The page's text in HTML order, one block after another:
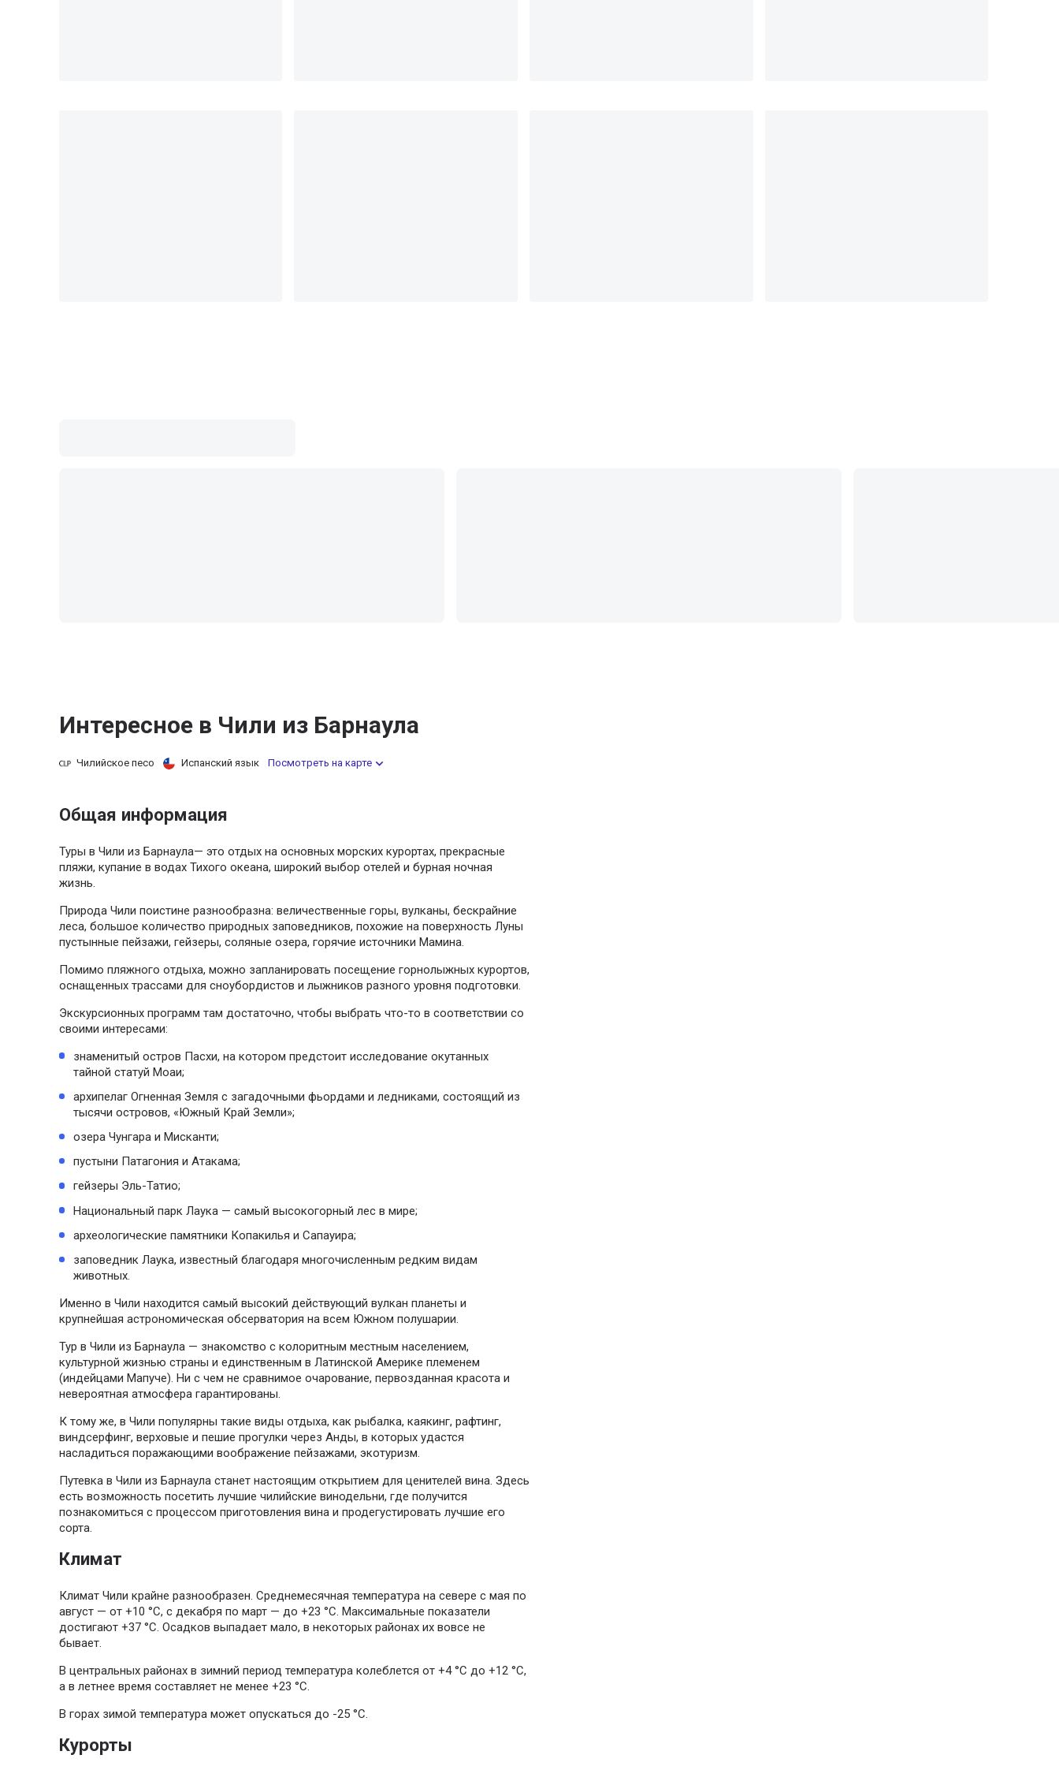
Интересное в Чили из Барнаула
Чилийское песо Испанский язык Посмотреть на карте
Общая информация
Туры в Чили из Барнаула— это отдых на основных морских курортах, прекрасные
пляжи, купание в водах Тихого океана, широкий выбор отелей и бурная ночная
жизнь.
Природа Чили поистине разнообразна: величественные горы, вулканы, бескрайние
леса, большое количество природных заповедников, похожие на поверхность Луны
пустынные пейзажи, гейзеры, соляные озера, горячие источники Мамина.
Помимо пляжного отдыха, можно запланировать посещение горнолыжных курортов,
оснащенных трассами для сноубордистов и лыжников разного уровня подготовки.
Экскурсионных программ там достаточно, чтобы выбрать что-то в соответствии со
своими интересами:
знаменитый остров Пасхи, на котором предстоит исследование окутанных
тайной статуй Моаи;
архипелаг Огненная Земля с загадочными фьордами и ледниками, состоящий из
тысячи островов, «Южный Край Земли»;
озера Чунгара и Мисканти;
пустыни Патагония и Атакама;
гейзеры Эль-Татио;
Национальный парк Лаука — самый высокогорный лес в мире;
археологические памятники Копакилья и Сапауира;
заповедник Лаука, известный благодаря многочисленным редким видам
животных.
Именно в Чили находится самый высокий действующий вулкан планеты и
крупнейшая астрономическая обсерватория на всем Южном полушарии.
Тур в Чили из Барнаула — знакомство с колоритным местным населением,
культурной жизнью страны и единственным в Латинской Америке племенем
(индейцами Мапуче). Ни с чем не сравнимое очарование, первозданная красота и
невероятная атмосфера гарантированы.
К тому же, в Чили популярны такие виды отдыха, как рыбалка, каякинг, рафтинг,
виндсерфинг, верховые и пешие прогулки через Анды, в которых удастся
насладиться поражающими воображение пейзажами, экотуризм.
Путевка в Чили из Барнаула станет настоящим открытием для ценителей вина. Здесь
есть возможность посетить лучшие чилийские винодельни, где получится
познакомиться с процессом приготовления вина и продегустировать лучшие его
сорта.
Климат
Климат Чили крайне разнообразен. Среднемесячная температура на севере с мая по
август — от +10 °C, с декабря по март — до +23 °C. Максимальные показатели
достигают +37 °C. Осадков выпадает мало, в некоторых районах их вовсе не
бывает.
В центральных районах в зимний период температура колеблется от +4 °C до +12 °C,
а в летнее время составляет не менее +23 °C.
В горах зимой температура может опускаться до -25 °C.
Курорты